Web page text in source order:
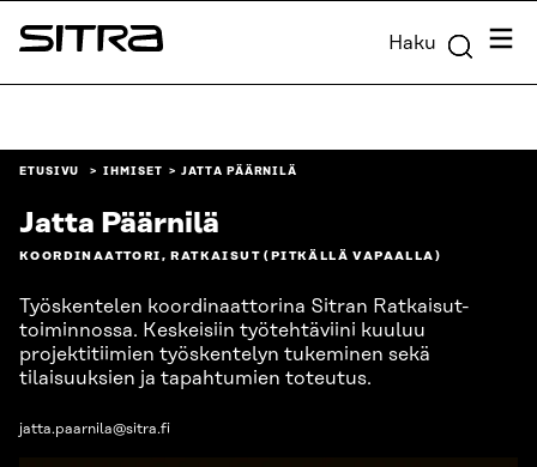
Siirry
suoraan
Sitra Haku
ETUSIVU IHMISET JATTA PÄÄRNILÄ
Jatta Päärnilä
KOORDINAATTORI, RATKAISUT (PITKÄLLÄ VAPAALLA)
Työskentelen koordinaattorina Sitran Ratkaisut-
toiminnossa. Keskeisiin työtehtäviini kuuluu
projektitiimien työskentelyn tukeminen sekä
tilaisuuksien ja tapahtumien toteutus.
jatta.paarnila@sitra.fi